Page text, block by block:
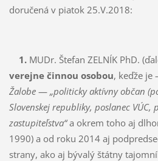
doručená v piatok 25.V.2018:
1.MUDr. Štefan ZELNÍK PhD.
verejne činnou osobou, keďže je
Žalobe— „politicky aktívny občan
Slovenskej republiky, po­slanec VÚC,
zastupiteľstva“a okrem toho aj
1990) a od roku 2014 aj
strany, ako aj bývalý štátny